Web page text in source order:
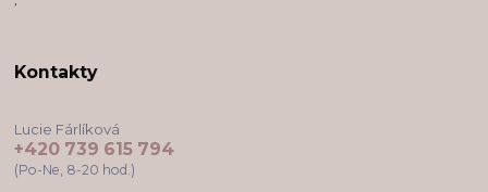
Kontakty
Lucie Fárlíková
+420 739 615 794
(Po-Ne, 8-20 hod.)